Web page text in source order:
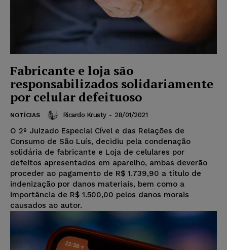
Fabricante e loja são
responsabilizados solidariamente
por celular defeituoso
NOTÍCIAS Ricardo Krusty - 28/01/2021
O 2º Juizado Especial Cível e das Relações de
Consumo de São Luís, decidiu pela condenação
solidária de fabricante e Loja de celulares por
defeitos apresentados em aparelho, ambas deverão
proceder ao pagamento de R$ 1.739,90 a título de
indenização por danos materiais, bem como a
importância de R$ 1.500,00 pelos danos morais
causados ao autor.